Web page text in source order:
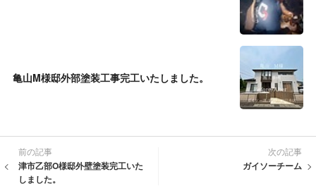
亀山M様邸外部塗装工事完工いたしました。
前の記事
津市乙部O様邸外壁塗装完工いた
しました。
次の記事
ガイソーチーム